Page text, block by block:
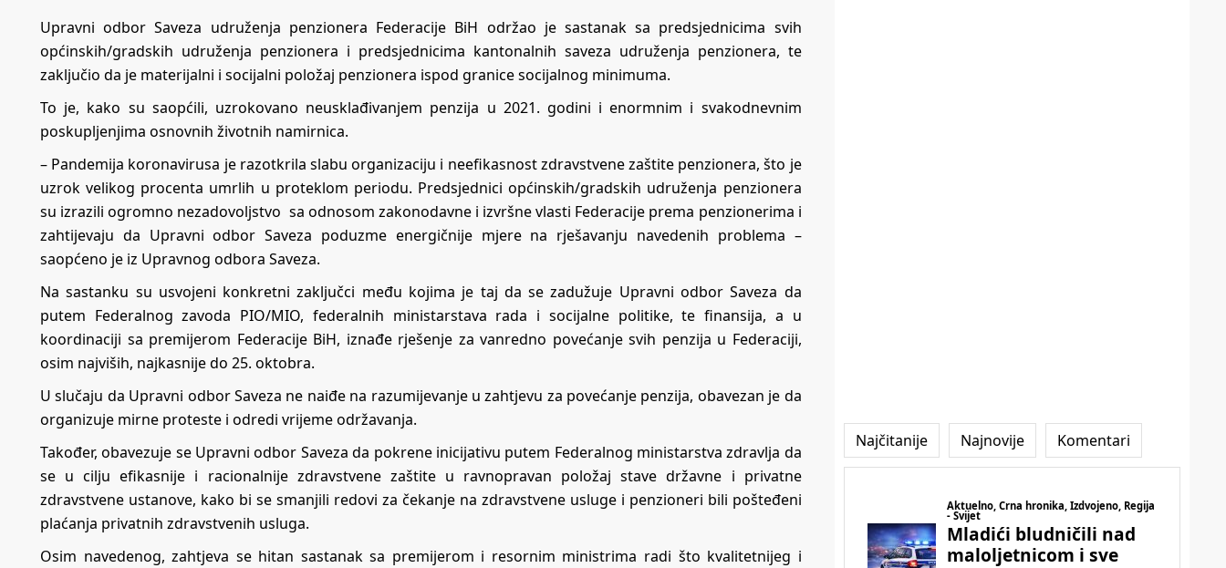
Upravni odbor Saveza udruženja penzionera Federacije BiH održao je sastanak sa predsjednicima svih
općinskih/gradskih udruženja penzionera i predsjednicima kantonalnih saveza udruženja penzionera, te
zaključio da je materijalni i socijalni položaj penzionera ispod granice socijalnog minimuma.
To je, kako su saopćili, uzrokovano neusklađivanjem penzija u 2021. godini i enormnim i svakodnevnim
poskupljenjima osnovnih životnih namirnica.
– Pandemija koronavirusa je razotkrila slabu organizaciju i neefikasnost zdravstvene zaštite penzionera, što je
uzrok velikog procenta umrlih u proteklom periodu. Predsjednici općinskih/gradskih udruženja penzionera
su izrazili ogromno nezadovoljstvo sa odnosom zakonodavne i izvršne vlasti Federacije prema penzionerima i
zahtijevaju da Upravni odbor Saveza poduzme energičnije mjere na rješavanju navedenih problema –
saopćeno je iz Upravnog odbora Saveza.
Na sastanku su usvojeni konkretni zaključci među kojima je taj da se zadužuje Upravni odbor Saveza da
putem Federalnog zavoda PIO/MIO, federalnih ministarstava rada i socijalne politike, te finansija, a u
koordinaciji sa premijerom Federacije BiH, iznađe rješenje za vanredno povećanje svih penzija u Federaciji,
osim najviših, najkasnije do 25. oktobra.
U slučaju da Upravni odbor Saveza ne naiđe na razumijevanje u zahtjevu za povećanje penzija, obavezan je da
organizuje mirne proteste i odredi vrijeme održavanja.
Također, obavezuje se Upravni odbor Saveza da pokrene inicijativu putem Federalnog ministarstva zdravlja da
se u cilju efikasnije i racionalnije zdravstvene zaštite u ravnopravan položaj stave državne i privatne
zdravstvene ustanove, kako bi se smanjili redovi za čekanje na zdravstvene usluge i penzioneri bili pošteđeni
plaćanja privatnih zdravstvenih usluga.
Osim navedenog, zahtjeva se hitan sastanak sa premijerom i resornim ministrima radi što kvalitetnijeg i
Najčitanije Najnovije Komentari